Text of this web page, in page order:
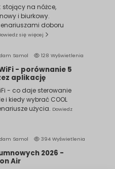
stojący na nóżce,
i biurkowy.
doboru
się więcej
Samol 128 Wyświetlenia
- porównanie 5
aplikację
- co daje sterowanie
i kiedy wybrać COOL
użycia. Dowiedz
Samol 394 Wyświetlenia
2026 -
Air